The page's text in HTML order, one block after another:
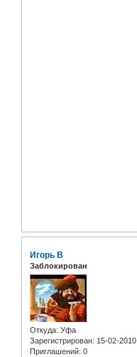
Игорь В
Заблокирован
Откуда: Уфа
Зарегистрирован: 15-02-2010
Приглашений: 0